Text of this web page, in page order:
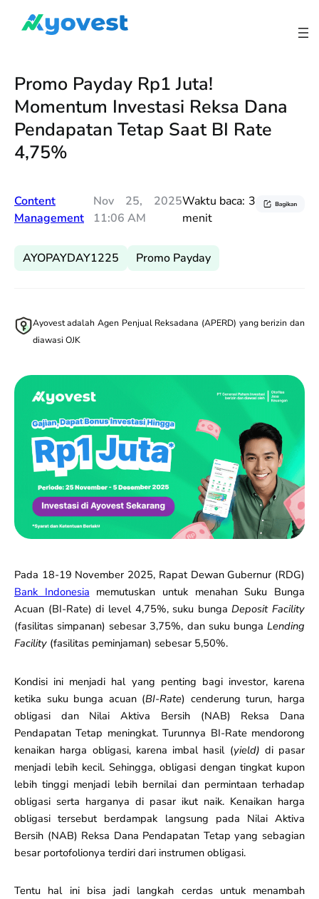
Promo Payday Rp1 Juta!
Momentum Investasi Reksa Dana
Pendapatan Tetap Saat BI Rate
4,75%
Content
Management
Nov 25, 2025
11:06 AM
Waktu baca: 3
menit
AYOPAYDAY1225 Promo Payday
Ayovest adalah Agen Penjual Reksadana (APERD) yang berizin dan
diawasi OJK
Pada 18-19 November 2025, Rapat Dewan Gubernur (RDG)
Bank Indonesia memutuskan untuk menahan Suku Bunga
Acuan (BI-Rate) di level 4,75%, suku bungaDeposit Facility
(fasilitas simpanan) sebesar 3,75%, dan suku bunga Lending
Facility (fasilitas peminjaman) sebesar 5,50%.
Kondisi ini menjadi hal yang penting bagi investor, karena
ketika suku bunga acuan (BI-Rate) cenderung turun, harga
obligasi dan Nilai Aktiva Bersih (NAB) Reksa Dana
Pendapatan Tetap meningkat. Turunnya BI-Rate mendorong
kenaikan harga obligasi, karena imbal hasil (yield) di pasar
menjadi lebih kecil. Sehingga, obligasi dengan tingkat kupon
lebih tinggi menjadi lebih bernilai dan permintaan terhadap
obligasi serta harganya di pasar ikut naik. Kenaikan harga
obligasi tersebut berdampak langsung pada Nilai Aktiva
Bersih (NAB) Reksa Dana Pendapatan Tetap yang sebagian
besar portofolionya terdiri dari instrumen obligasi.
Tentu hal ini bisa jadi langkah cerdas untuk menambah